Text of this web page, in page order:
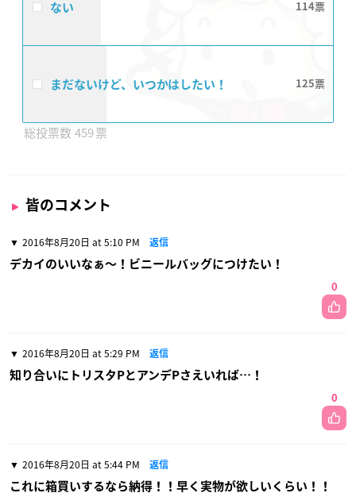
ない 114
まだないけど、いつかはしたい！ 125
459
皆のコメント
2016年8月20日 at 5:10 PM 返信
デカイのいいなぁ〜！ビニールバッグにつけたい！
0
2016年8月20日 at 5:29 PM 返信
知り合いにトリスタPとアンデPさえいれば…！
0
2016年8月20日 at 5:44 PM 返信
これに箱買いするなら納得！！早く実物が欲しいくらい！！